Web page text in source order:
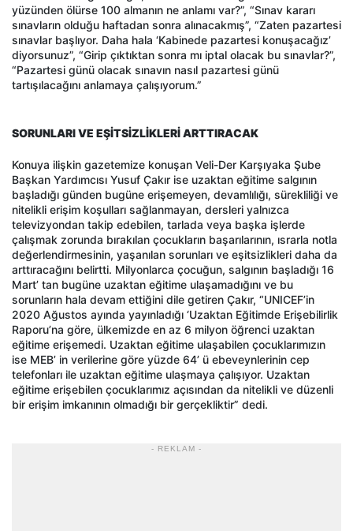
yüzünden ölürse 100 almanın ne anlamı var?”, “Sınav kararı
sınavların olduğu haftadan sonra alınacakmış”, “Zaten pazartesi
sınavlar başlıyor. Daha hala ‘Kabinede pazartesi konuşacağız’
diyorsunuz”, “Girip çıktıktan sonra mı iptal olacak bu sınavlar?”,
“Pazartesi günü olacak sınavın nasıl pazartesi günü
tartışılacağını anlamaya çalışıyorum.”
SORUNLARI VE EŞİTSİZLİKLERİ ARTTIRACAK
Konuya ilişkin gazetemize konuşan Veli-Der Karşıyaka Şube
Başkan Yardımcısı Yusuf Çakır ise uzaktan eğitime salgının
başladığı günden bugüne erişemeyen, devamlılığı, sürekliliği ve
nitelikli erişim koşulları sağlanmayan, dersleri yalnızca
televizyondan takip edebilen, tarlada veya başka işlerde
çalışmak zorunda bırakılan çocukların başarılarının, ısrarla notla
değerlendirmesinin, yaşanılan sorunları ve eşitsizlikleri daha da
arttıracağını belirtti. Milyonlarca çocuğun, salgının başladığı 16
Mart’ tan bugüne uzaktan eğitime ulaşamadığını ve bu
sorunların hala devam ettiğini dile getiren Çakır, “UNICEF’in
2020 Ağustos ayında yayınladığı ‘Uzaktan Eğitimde Erişebilirlik
Raporu’na göre, ülkemizde en az 6 milyon öğrenci uzaktan
eğitime erişemedi. Uzaktan eğitime ulaşabilen çocuklarımızın
ise MEB’ in verilerine göre yüzde 64’ ü ebeveynlerinin cep
telefonları ile uzaktan eğitime ulaşmaya çalışıyor. Uzaktan
eğitime erişebilen çocuklarımız açısından da nitelikli ve düzenli
bir erişim imkanının olmadığı bir gerçekliktir” dedi.
- REKLAM -